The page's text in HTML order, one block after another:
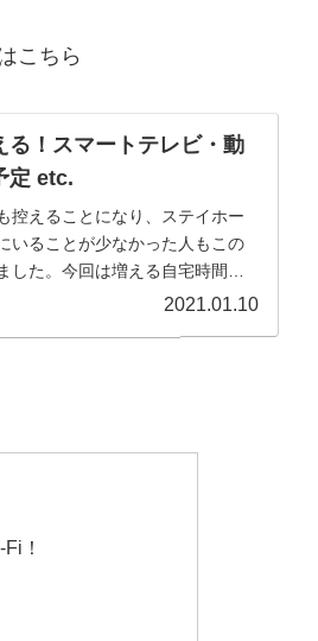
こちら
る！スマートテレビ・動
定 etc.
控えることになり、ステイホー
いることが少なかった人もこの
た。今回は増える自宅時間、
2021.01.10
！